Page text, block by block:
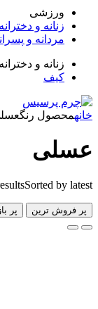
و دخترانه
و پسرانه
و دخترانه
رنگعسلی
all 4 resultsSorted
ترین پر بازدیدترین